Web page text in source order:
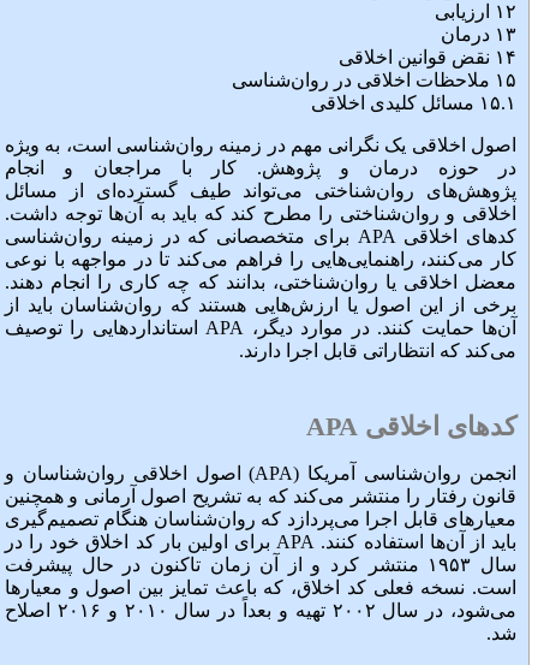
۱۲ ارزیابی
۱۳ درمان
۱۴ نقض قوانین اخلاقی
۱۵ ملاحظات اخلاقی در روان‌شناسی
۱۵.۱ مسائل کلیدی اخلاقی
اصول اخلاقی یک نگرانی مهم در زمینه روان‌شناسی است، به ویژه
در حوزه درمان و پژوهش. کار با مراجعان و انجام
پژوهش‌های روان‌شناختی می‌تواند طیف گسترده‌ای از مسائل
اخلاقی و روان‌شناختی را مطرح کند که باید به آن‌ها توجه داشت.
کدهای اخلاقی APA برای متخصصانی که در زمینه روان‌شناسی
کار می‌کنند، راهنمایی‌هایی را فراهم می‌کند تا در مواجهه با نوعی
معضل اخلاقی یا روان‌شناختی، بدانند که چه کاری را انجام دهند.
برخی از این اصول یا ارزش‌هایی هستند که روان‌شناسان باید از
آن‌ها حمایت کنند. در موارد دیگر، APA استانداردهایی را توصیف
می‌کند که انتظاراتی قابل اجرا دارند.
کدهای اخلاقی APA
انجمن روان‌شناسی آمریکا (APA) اصول اخلاقی روان‌شناسان و
قانون رفتار را منتشر می‌کند که به تشریح اصول آرمانی و همچنین
معیارهای قابل اجرا می‌پردازد که روان‌شناسان هنگام تصمیم‌گیری
باید از آن‌ها استفاده کنند. APA برای اولین بار کد اخلاق خود را در
سال ۱۹۵۳ منتشر کرد و از آن زمان تاکنون در حال پیشرفت
است. نسخه فعلی کد اخلاق، که باعث تمایز بین اصول و معیارها
می‌شود، در سال ۲۰۰۲ تهیه و بعداً در سال ۲۰۱۰ و ۲۰۱۶ اصلاح
شد.